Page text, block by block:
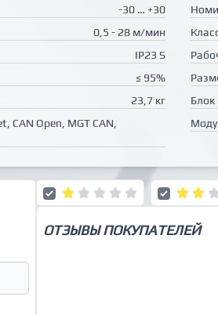
-30 … +30
0,5 - 28 м/мин
IP23 S
≤ 95%
23,7 кг Блок
CAN Open, MGT CAN,
ОТЗЫВЫ ПОКУПАТЕЛЕЙ